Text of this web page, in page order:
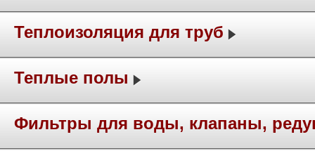
Теплоизоляция для труб
Теплые полы
Фильтры для воды, клапаны,